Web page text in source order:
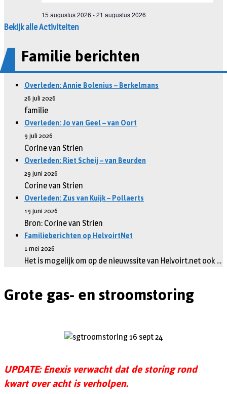
Bekijk alle Activiteiten
Familie berichten
Overleden: Annie Bolenius – Berkelmans
26 juli 2026
familie
Overleden: Jo van Geel – van Oort
9 juli 2026
Corine van Strien
Overleden: Riet Scheij – van Beurden
29 juni 2026
Corine van Strien
Overleden: Zus van Kuijk – Pollaerts
19 juni 2026
Bron: Corine van Strien
Familieberichten op HelvoirtNet
1 mei 2026
Het is mogelijk om op de nieuwssite van Helvoirt.net ook …
Grote gas- en stroomstoring
UPDATE: Enexis verwacht dat de storing rond
kwart over acht is verholpen.